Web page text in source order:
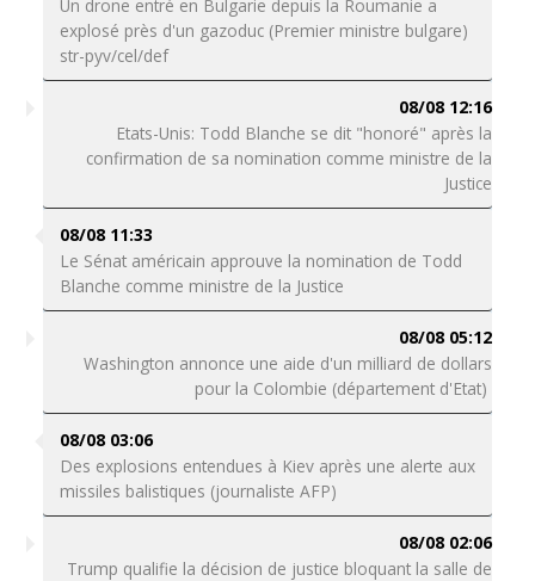
Un drone entré en Bulgarie depuis la Roumanie a
explosé près d'un gazoduc (Premier ministre bulgare)
str-pyv/cel/def
08/08 12:16
Etats-Unis: Todd Blanche se dit "honoré" après la
confirmation de sa nomination comme ministre de la
Justice
08/08 11:33
Le Sénat américain approuve la nomination de Todd
Blanche comme ministre de la Justice
08/08 05:12
Washington annonce une aide d'un milliard de dollars
pour la Colombie (département d'Etat)
08/08 03:06
Des explosions entendues à Kiev après une alerte aux
missiles balistiques (journaliste AFP)
08/08 02:06
Trump qualifie la décision de justice bloquant la salle de